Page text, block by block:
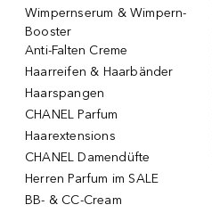
Wimpernserum & Wimpern-
Booster
Anti-Falten Creme
Haarreifen & Haarbänder
Haarspangen
CHANEL Parfum
Haarextensions
CHANEL Damendüfte
Herren Parfum im SALE
BB- & CC-Cream